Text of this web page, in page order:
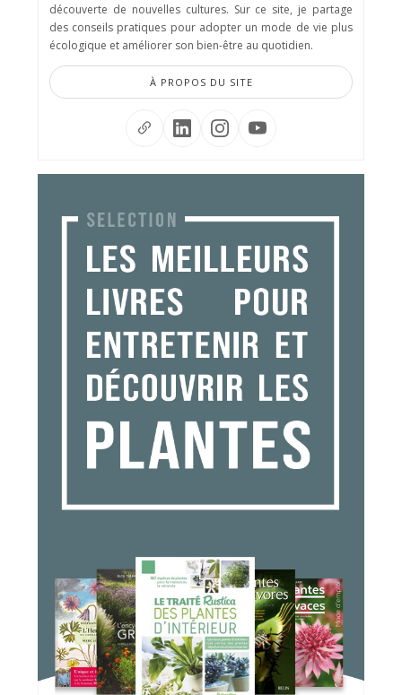
découverte de nouvelles cultures. Sur ce site, je partage
des conseils pratiques pour adopter un mode de vie plus
écologique et améliorer son bien-être au quotidien.
À PROPOS DU SITE